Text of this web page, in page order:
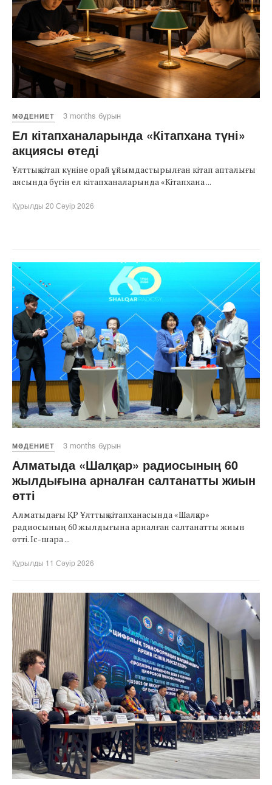
МӘДЕНИЕТ 3 months бұрын
Ел кітапханаларында «Кітапхана түні»
акциясы өтеді
Ұлттық кітап күніне орай ұйымдастырылған кітап апталығы
аясында бүгін ел кітапханаларында «Кітапхана ...
Құрылды 20 Сәуір 2026
МӘДЕНИЕТ 3 months бұрын
Алматыда «Шалқар» радиосының 60
жылдығына арналған салтанатты жиын
өтті
Алматыдағы ҚР Ұлттық кітапханасында «Шалқар»
радиосының 60 жылдығына арналған салтанатты жиын
өтті. Іс-шара ...
Құрылды 11 Сәуір 2026